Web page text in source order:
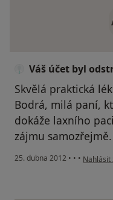
Váš účet byl
Skvělá praktická
Bodrá, milá paní,
dokáže laxního
zájmu
25. dubna 2012 • • • podle
Nahlásit